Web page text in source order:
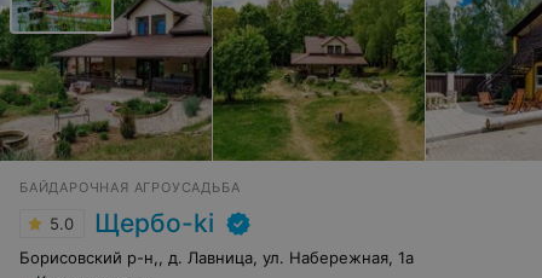
БАЙДАРОЧНАЯ АГРОУСАДЬБА
5.0 Щербо-ki
Борисовский р-н,, д. Лавница, ул. Набережная, 1а